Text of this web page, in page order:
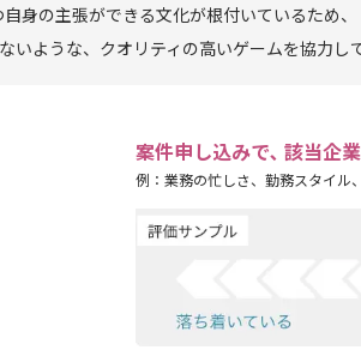
身の主張ができる文化が根付いているため、
いような、クオリティの高いゲームを協力
案件申し込みで､ 該当企
例：業務の忙しさ、勤務スタイル